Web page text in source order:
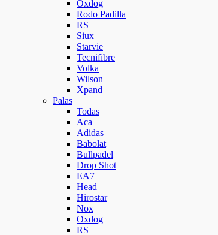
Oxdog
Rodo Padilla
RS
Siux
Starvie
Tecnifibre
Volka
Wilson
Xpand
Palas
Todas
Aca
Adidas
Babolat
Bullpadel
Drop Shot
EA7
Head
Hirostar
Nox
Oxdog
RS